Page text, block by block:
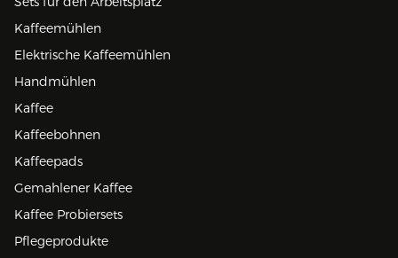
Kaffeemühlen
Elektrische Kaffeemühlen
Handmühlen
Kaffee
Kaffeebohnen
Kaffeepads
Gemahlener Kaffee
Kaffee Probiersets
Pflegeprodukte